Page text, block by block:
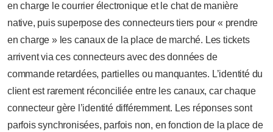
en charge le courrier électronique et le chat de manière
native, puis superpose des connecteurs tiers pour « prendre
en charge » les canaux de la place de marché. Les tickets
arrivent via ces connecteurs avec des données de
commande retardées, partielles ou manquantes. L’identité du
client est rarement réconciliée entre les canaux, car chaque
connecteur gère l’identité différemment. Les réponses sont
parfois synchronisées, parfois non, en fonction de la place de